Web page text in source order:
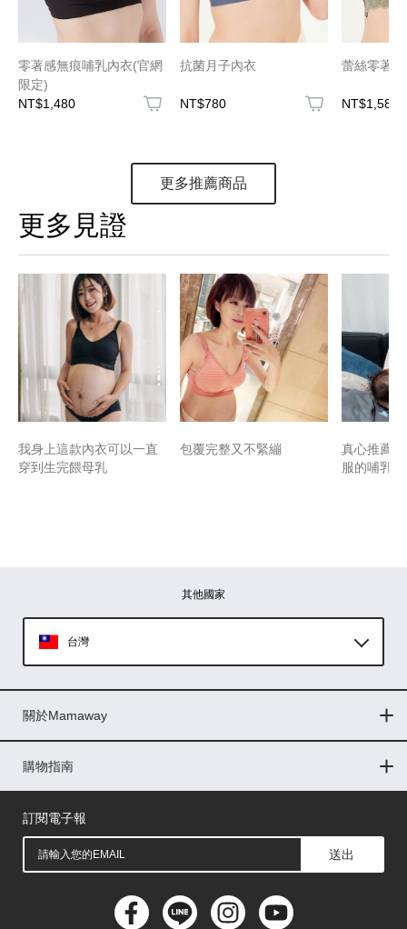
零著感無痕哺乳內衣(官網
限定)
NT$1,480
抗菌月子內衣
NT$780
蕾絲零著
NT$1,580
更多推薦商品
更多見證
我身上這款內衣可以一直
穿到生完餵母乳
包覆完整又不緊繃
真心推薦
服的哺乳
其他國家
台灣
印尼
菲律賓
馬來西亞
關於Mamaway
門市據點
最新消息
品牌故事
人力招募
媒體花絮
隱私權聲明
CSR企業社會責任
購物指南
購物常見問題
退換貨問題
儲值金使用條款
購買儲值金
發票問題
會員權益
線上留言
吸乳器-免費體驗
訂閱電子報
送出